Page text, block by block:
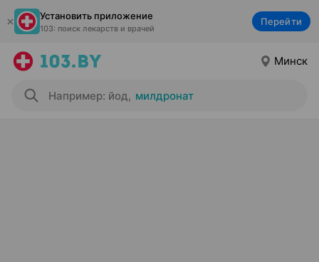
Установить приложение
103: поиск лекарств и врачей
Перейти
Минск
Например: йод, милдронат